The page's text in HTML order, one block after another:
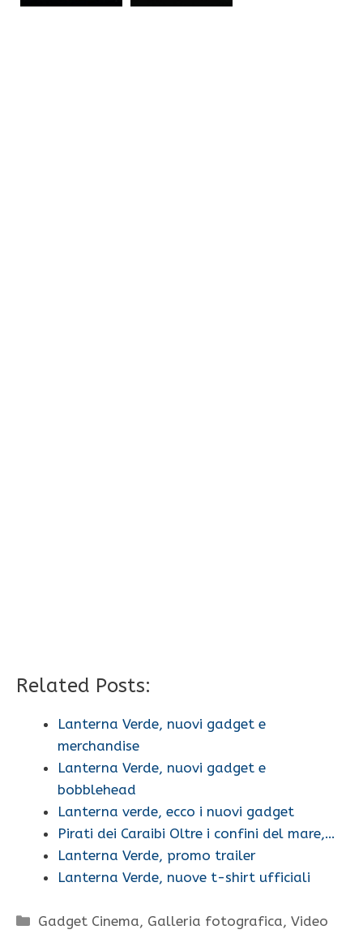
Related Posts:
Lanterna Verde, nuovi gadget e
merchandise
Lanterna Verde, nuovi gadget e
bobblehead
Lanterna verde, ecco i nuovi gadget
Pirati dei Caraibi Oltre i confini del mare,…
Lanterna Verde, promo trailer
Lanterna Verde, nuove t-shirt ufficiali
Categorie
Gadget Cinema, Galleria fotografica,Video